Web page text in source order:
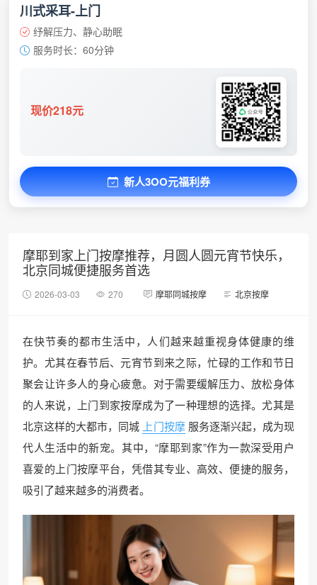
川式采耳-上门
纾解压力、静心助眠
服务时长：60分钟
现价218元
新人3OO元福利券
摩耶到家上门按摩推荐，月圆人圆元宵节快乐，
北京同城便捷服务首选
2026-03-03 270 摩耶同城按摩 北京按摩
在快节奏的都市生活中，人们越来越重视身体健康的维
护。尤其在春节后、元宵节到来之际，忙碌的工作和节日
聚会让许多人的身心疲惫。对于需要缓解压力、放松身体
的人来说，上门到家按摩成为了一种理想的选择。尤其是
北京这样的大都市，同城 上门按摩 服务逐渐兴起，成为现
代人生活中的新宠。其中，“摩耶到家”作为一款深受用户
喜爱的上门按摩平台，凭借其专业、高效、便捷的服务，
吸引了越来越多的消费者。